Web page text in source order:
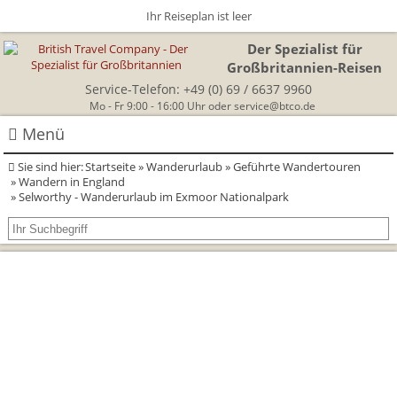
Der Spezialist für
Großbritannien-Reisen
Service-Telefon: +49 (0) 69 / 6637 9960
Mo - Fr 9:00 - 16:00 Uhr oder service@btco.de
Menü
Rundreisen Großbritannien
Autorundreisen
Wanderurlaub
Sie sind hier:Startseite»Wanderurlaub»Geführte Wandertouren
»Wandern in England
» Selworthy - Wanderurlaub im Exmoor Nationalpark
Ihr Reiseplan ist leer